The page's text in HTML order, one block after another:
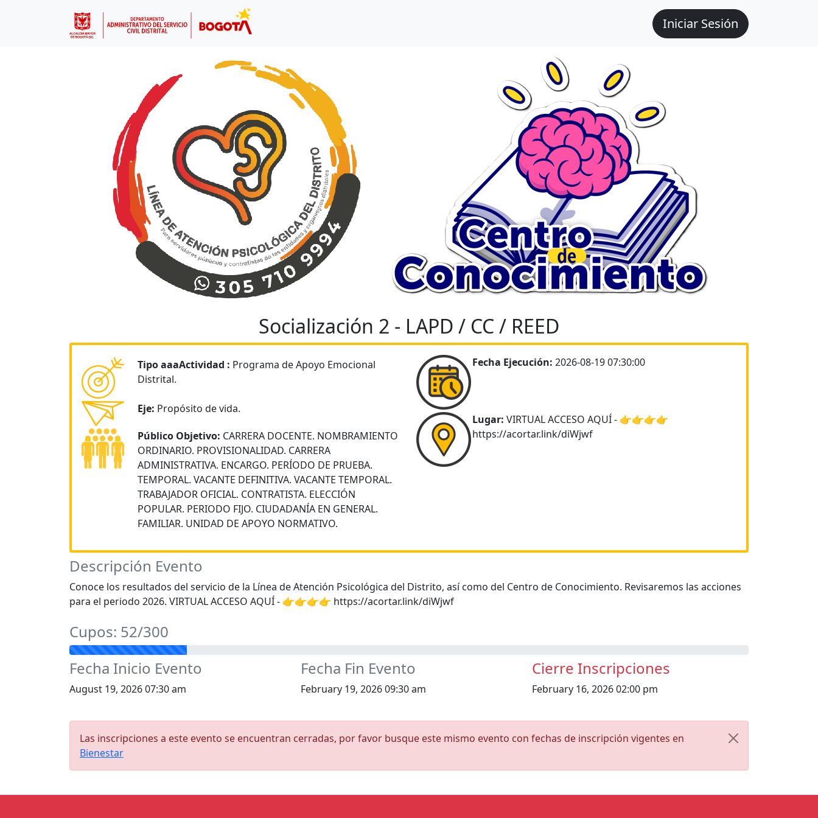
Iniciar Sesión
Socialización 2 - LAPD / CC / REED
Tipo aaaActividad : Programa de Apoyo Emocional
Distrital.
Eje: Propósito de vida.
Público Objetivo: CARRERA DOCENTE. NOMBRAMIENTO
ORDINARIO. PROVISIONALIDAD. CARRERA
ADMINISTRATIVA. ENCARGO. PERÍODO DE PRUEBA.
TEMPORAL. VACANTE DEFINITIVA. VACANTE TEMPORAL.
TRABAJADOR OFICIAL. CONTRATISTA. ELECCIÓN
POPULAR. PERIODO FIJO. CIUDADANÍA EN GENERAL.
FAMILIAR. UNIDAD DE APOYO NORMATIVO.
Fecha Ejecución: 2026-08-19 07:30:00
Lugar: VIRTUAL ACCESO AQUÍ - 👉👉👉👉
https://acortar.link/diWjwf
Descripción Evento
Conoce los resultados del servicio de la Línea de Atención Psicológica del Distrito, así como del Centro de Conocimiento. Revisaremos las acciones
para el periodo 2026. VIRTUAL ACCESO AQUÍ - 👉👉👉👉 https://acortar.link/diWjwf
Cupos: 52/300
Fecha Inicio Evento
August 19, 2026 07:30 am
Fecha Fin Evento
February 19, 2026 09:30 am
Cierre Inscripciones
February 16, 2026 02:00 pm
Las inscripciones a este evento se encuentran cerradas, por favor busque este mismo evento con fechas de inscripción vigentes en
Bienestar